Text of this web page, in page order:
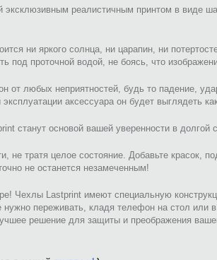
реалистичным принтом в виде
ни яркого солнца, ни царапин, ни
проточной водой, не боясь, что
от любых неприятностей, будь то падение,
аксессуара он будет выглядеть
станут основой вашей уверенности в
не тратя целое состояние. Добавьте красок,
не останется незамеченным!
Чехлы Lastprint имеют специальную
нужно переживать, кладя телефон на стол или
решение для защиты и преображения